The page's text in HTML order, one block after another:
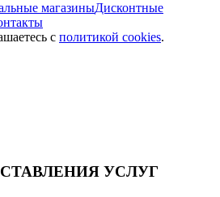
магазиныДисконтные
с политикой cookies.
УСЛУГ